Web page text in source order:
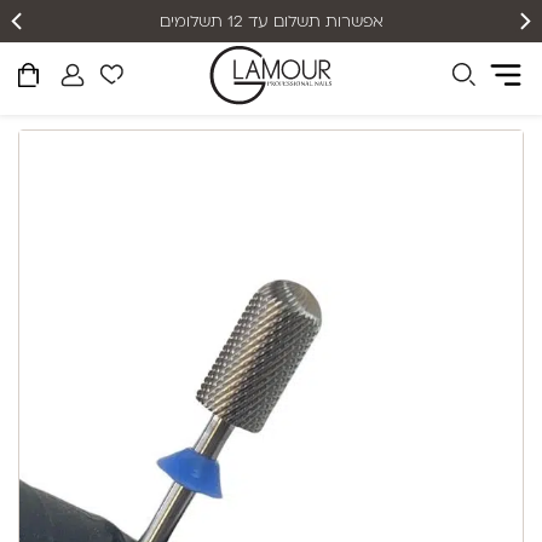
אפשרות תשלום עד 12 תשלומים